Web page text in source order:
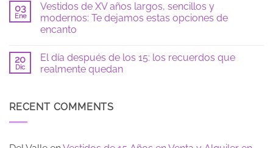
tendencias
2026
para
fotos
de
15
tímida:
guía
para
comentarios
en
Checklist
de
15
años:
todo
saber
para
03
Ene
Vestidos de XV años largos, sencillos y
modernos: Te dejamos estas opciones de
encanto
comentarios
en
Vestidos
largos,
sencillos
dejamos
20
Dic
El día después de los 15: los recuerdos que
realmente quedan
en
El
los
RECENT COMMENTS